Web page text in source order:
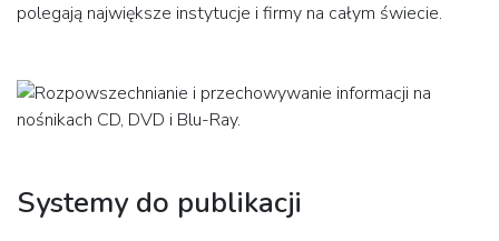
polegają największe instytucje i firmy na całym świecie.
Systemy do publikacji